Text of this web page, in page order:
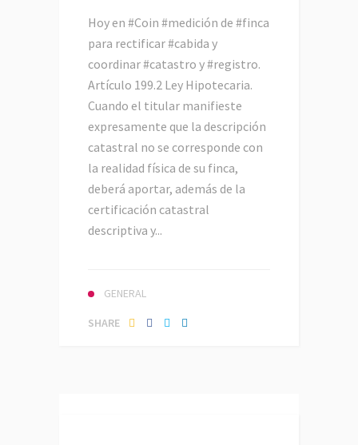
Hoy en #Coin #medición de #finca
para rectificar #cabida y
coordinar #catastro y #registro.
Artículo 199.2 Ley Hipotecaria.
Cuando el titular manifieste
expresamente que la descripción
catastral no se corresponde con
la realidad física de su finca,
deberá aportar, además de la
certificación catastral
descriptiva y...
GENERAL
SHARE